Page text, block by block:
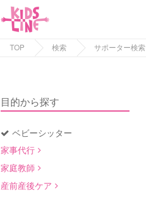
TOP 検索 サポーター検索
目的から探す
ベビーシッター
家事代行
家庭教師
産前産後ケア